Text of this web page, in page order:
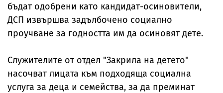
бъдат одобрени като кандидат-осиновители,
ДСП извършва задълбочено социално
проучване за годността им да осиновят дете.
Служителите от отдел "Закрила на детето"
насочват лицата към подходяща социална
услуга за деца и семейства, за да преминат